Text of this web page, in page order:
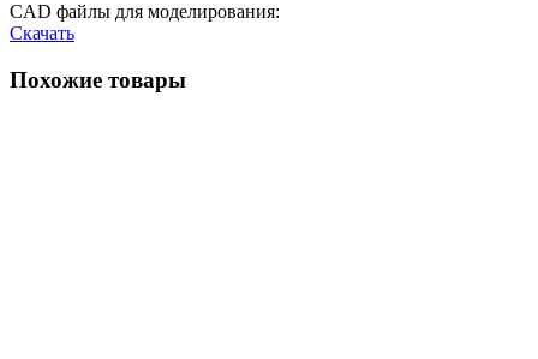
CAD файлы для моделирования:
Скачать
Похожие товары